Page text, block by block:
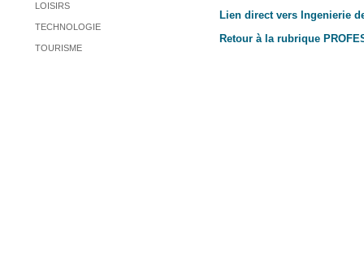
LOISIRS
TECHNOLOGIE
TOURISME
Lien direct vers Ingenierie
Retour à la rubrique